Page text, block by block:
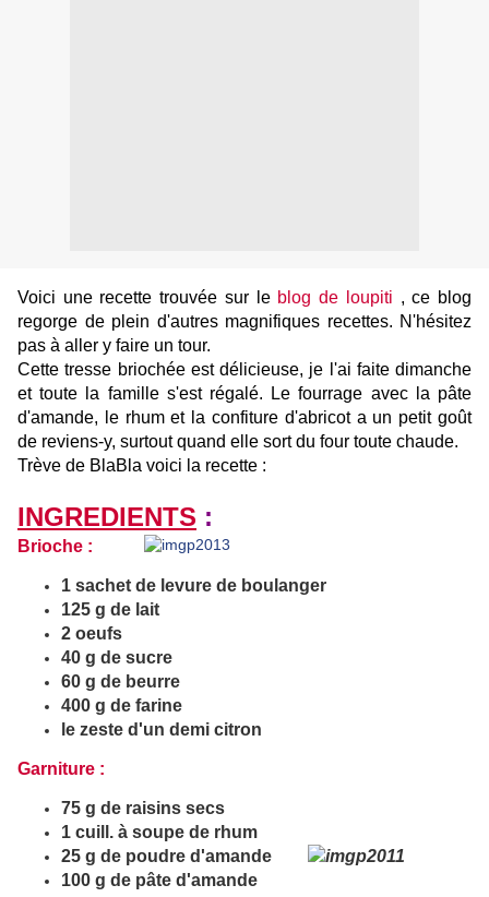
Voici une recette trouvée sur le blog de loupiti , ce blog
regorge de plein d'autres magnifiques recettes. N'hésitez
pas à aller y faire un tour.
Cette tresse briochée est délicieuse, je l'ai faite dimanche
et toute la famille s'est régalé. Le fourrage avec la pâte
d'amande, le rhum et la confiture d'abricot a un petit goût
de reviens-y, surtout quand elle sort du four toute chaude.
Trève de BlaBla voici la recette :
INGREDIENTS :
Brioche :
1 sachet de levure de boulanger
125 g de lait
2 oeufs
40 g de sucre
60 g de beurre
400 g de farine
le zeste d'un demi citron
Garniture :
75 g de raisins secs
1 cuill. à soupe de rhum
25 g de poudre d'amande
100 g de pâte d'amande